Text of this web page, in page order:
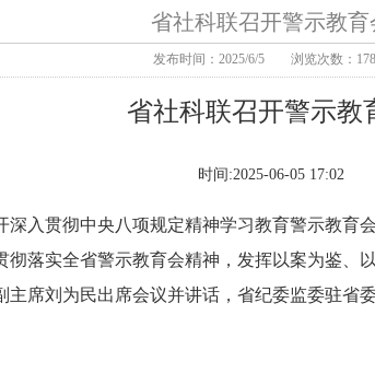
省社科联召开警示教育
发布时间：2025/6/5 浏览次数：
省社科联召开警示教
时间:2025-06-05 17:02
深入贯彻中央八项规定精神学习教育警示教育
彻落实全省警示教育会精神，发挥以案为鉴、
主席刘为民出席会议并讲话，省纪委监委驻省